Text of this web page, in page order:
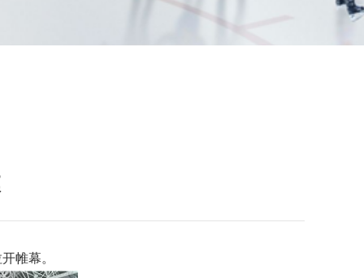
帷幕。